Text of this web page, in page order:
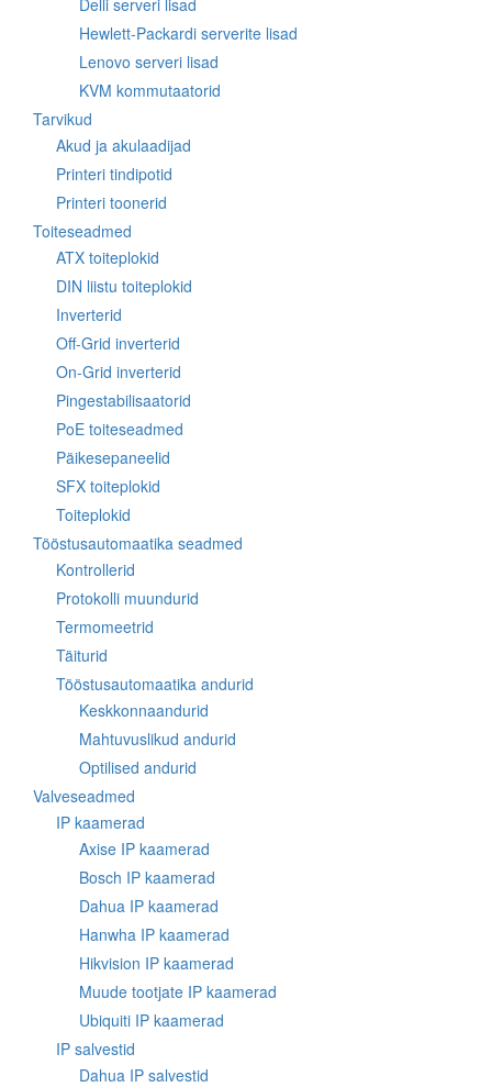
Delli serveri lisad
Hewlett-Packardi serverite lisad
Lenovo serveri lisad
KVM kommutaatorid
Tarvikud
Akud ja akulaadijad
Printeri tindipotid
Printeri toonerid
Toiteseadmed
ATX toiteplokid
DIN liistu toiteplokid
Inverterid
Off-Grid inverterid
On-Grid inverterid
Pingestabilisaatorid
PoE toiteseadmed
Päikesepaneelid
SFX toiteplokid
Toiteplokid
Tööstusautomaatika seadmed
Kontrollerid
Protokolli muundurid
Termomeetrid
Täiturid
Tööstusautomaatika andurid
Keskkonnaandurid
Mahtuvuslikud andurid
Optilised andurid
Valveseadmed
IP kaamerad
Axise IP kaamerad
Bosch IP kaamerad
Dahua IP kaamerad
Hanwha IP kaamerad
Hikvision IP kaamerad
Muude tootjate IP kaamerad
Ubiquiti IP kaamerad
IP salvestid
Dahua IP salvestid